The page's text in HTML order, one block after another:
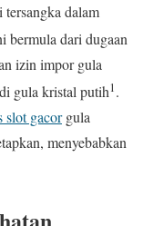
tersangka dalam
bermula dari dugaan
izin impor gula
gula kristal putih1.
slot gacorgula
menyebabkan